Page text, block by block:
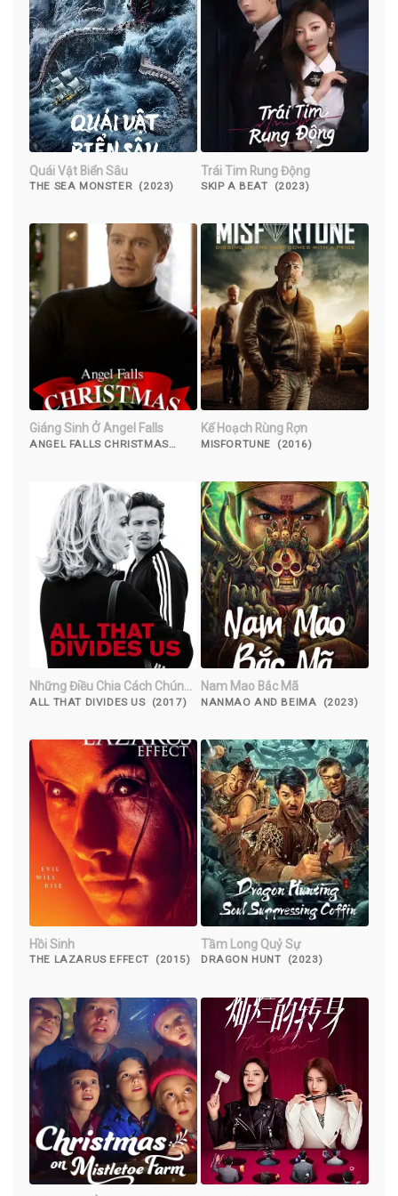
Quái Vật Biển Sâu
THE SEA MONSTER (2023)
Trái Tim Rung Động
SKIP A BEAT (2023)
Giáng Sinh Ở Angel Falls
ANGEL FALLS CHRISTMAS
Kế Hoạch Rùng Rợn
MISFORTUNE (2016)
Những Điều Chia Cách Chúng
Ta
ALL THAT DIVIDES US (2017)
Nam Mao Bắc Mã
NANMAO AND BEIMA (2023)
Hồi Sinh
THE LAZARUS EFFECT (2015)
Tầm Long Quỷ Sự
DRAGON HUNT (2023)